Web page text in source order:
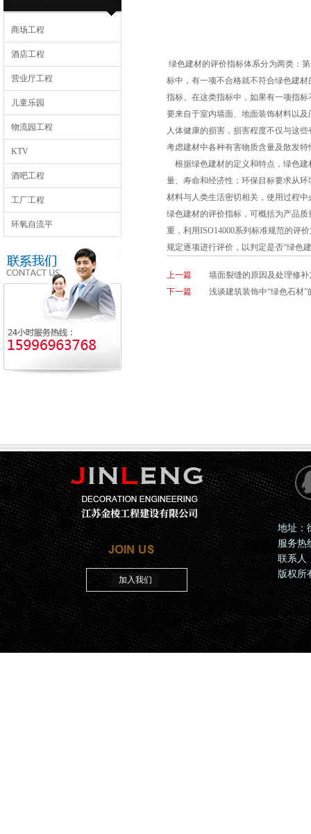
商场工程
酒店工程
营业厅工程
儿童乐园
物流园工程
KTV
酒吧工程
工厂工程
环氧自流平
绿色建材的评价指标体系分为两类：
标中，有一项不合格就不符合绿色建
指标。在这类指标中，如果有一项指
要来自于室内墙面、地面装饰材料以
人体健康的损害，损害程度不仅与这
考虑建材中各种有害物质含量及散发
根据绿色建材的定义和特点，绿色建
量、寿命和经济性；环保目标要求从
材料与人类生活密切相关，使用过程
绿色建材的评价指标，可概括为产品
重，利用ISO14000系列标准规范的评
规定逐项进行评价，以判定是否“绿色
上一篇
墙面裂缝的原因及处理修补
下一篇
浅谈建筑装饰中“绿色石材”
加入我们
地址：
服务热
联系人
版权所